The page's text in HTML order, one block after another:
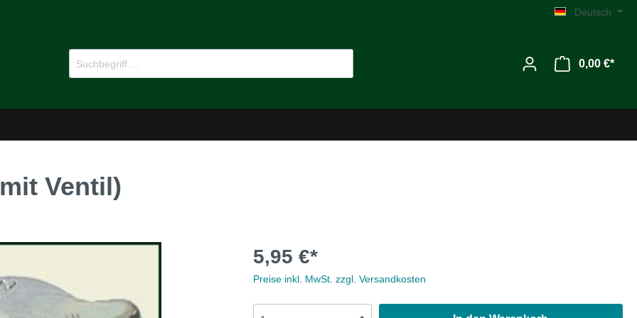
Deutsch
0,00 €*
Ersatzteile
MG C
Ventil)
5,95 €*
Preise inkl. MwSt. zzgl. Versandkosten